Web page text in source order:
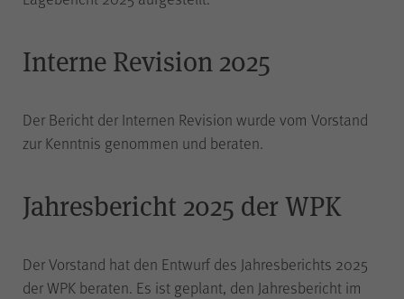
Interne Revision 2025
Der Bericht der Internen Revision wurde vom Vorstand
zur Kenntnis genommen und beraten.
Jahresbericht 2025 der WPK
Der Vorstand hat den Entwurf des Jahresberichts 2025
der WPK beraten. Es ist geplant, den Jahresbericht im
der Internetseite (WPK Börsen,
Name cookie_optin
Anbieter WPK
Laufzeit 1 Jahr